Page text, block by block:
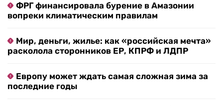
ФРГ финансировала бурение в Амазонии
вопреки климатическим правилам
Мир, деньги, жилье: как «российская мечта»
расколола сторонников ЕР, КПРФ и ЛДПР
Европу может ждать самая сложная зима за
последние годы